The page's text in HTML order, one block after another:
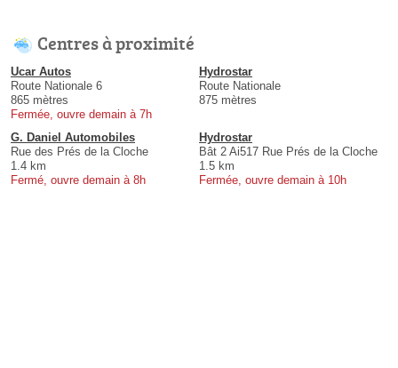
Centres à proximité
Ucar Autos
Route Nationale 6
865 mètres
Fermée, ouvre demain à 7h
Hydrostar
Route Nationale
875 mètres
G. Daniel Automobiles
Rue des Prés de la Cloche
1.4 km
Fermé, ouvre demain à 8h
Hydrostar
Bât 2 Ai517 Rue Prés de la Cloche
1.5 km
Fermée, ouvre demain à 10h